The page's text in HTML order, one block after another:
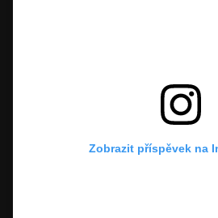
Zobrazit příspěvek na